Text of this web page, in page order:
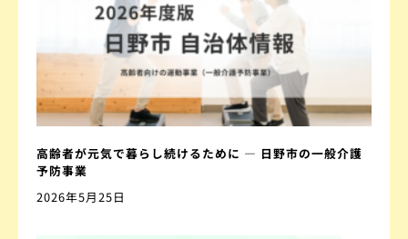
高齢者が元気で暮らし続けるために ― 日野市の一般介護
予防事業
2026年5月25日